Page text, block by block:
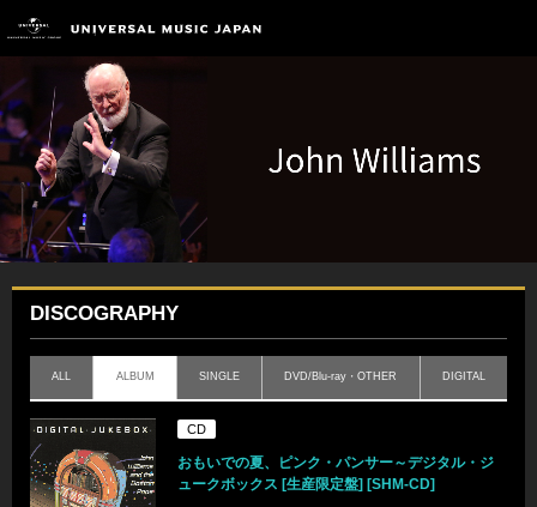
DISCOGRAPHY
ALL ALBUM SINGLE DVD/Blu-ray・OTHER DIGITAL
CD
おもいでの夏、ピンク・パンサー～デジタル・ジ
ュークボックス [生産限定盤] [SHM-CD]